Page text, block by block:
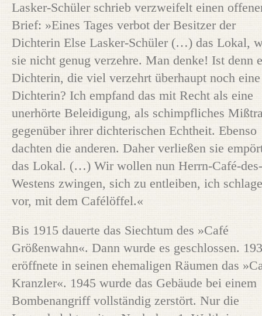
Lasker-Schüler schrieb verzweifelt einen
Brief: »Eines Tages verbot der Besitzer der
Dichterin Else Lasker-Schüler (…) das Lokal,
sie nicht genug verzehre. Man denke! Ist denn
Dichterin, die viel verzehrt überhaupt noch eine
Dichterin? Ich empfand das mit Recht als eine
unerhörte Beleidigung, als schimpfliches
gegenüber ihrer dichterischen Echtheit. Ebenso
dachten die anderen. Daher verließen sie
das Lokal. (…) Wir wollen nun Herrn-Café-des-
Westens zwingen, sich zu entleiben, ich schlage
vor, mit dem Cafélöffel.«
Bis 1915 dauerte das Siechtum des »Café
Größenwahn«. Dann wurde es geschlossen.
eröffnete in seinen ehemaligen Räumen das
Kranzler«. 1945 wurde das Gebäude bei einem
Bombenangriff vollständig zerstört. Nur die